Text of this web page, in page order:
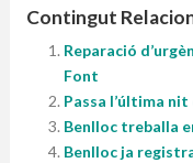
Contingut
Reparació
Font
Passa l’última nit
Benlloc treballa
Benlloc ja